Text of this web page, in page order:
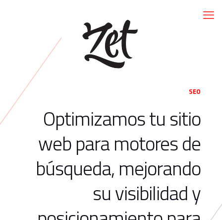
SEO
Optimizamos tu sitio
web para motores de
búsqueda, mejorando
su visibilidad y